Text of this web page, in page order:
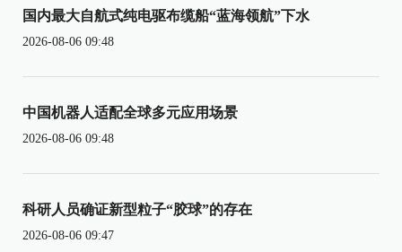
国内最大自航式纯电驱布缆船“蓝海领航”下水
2026-08-06 09:48
中国机器人适配全球多元应用场景
2026-08-06 09:48
科研人员确证新型粒子“胶球”的存在
2026-08-06 09:47